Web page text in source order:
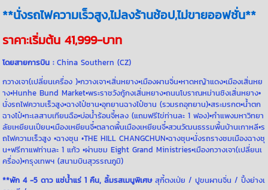
**นั่งรถไฟความเร็วสูง,ไม่ลงร้านช้อป,ไม่ขายออฟชั่น**
ราคา:เริ่มต้น 41,999-บาท
โดยสายการบิน :China Southern (CZ)
กวางเจา(เปลี่ยนเครื่อง )•กวางเจา•เสิ่นหยาง•เมืองผานจิ่น•หาดหญ้าแดง•เมืองเสิ่นหย
าง•Hunhe Bund Market•พระราชวังกู้กงเสิ่นหยาง•ถนนโบราณหม่านชิงเสิ่นหยาง•
นั่งรถไฟความเร็วสูง•ฉางไป๋ซาน•อุทยานฉางไป๋ซาน (รวมรถอุทยาน)•สระมรกต•น้ำตก
ฉางไป๋•ทะเลสาบเทียนฉือ•บ่อน้ำร้อนจี้หลง (แถมฟรีไข่ท่านละ 1 ฟอง)•กำแพงมหาวิทยา
ลัยเหยียนเปียน•เมืองเหยียนจี๋•ตลาดพื้นเมืองเหยียนจี๋•สวนวัฒนธรรมพื้นบ้านเกาหลี•ร
ถไฟความเร็วสูง •ฉางชุน •THE HILL CHANGCHUN•ฉางชุน•นั่งรถรางชมเมืองฉางชุ
น+ฟรีกาแฟท่านละ 1 แก้ว •ผ่านชม Eight Grand Ministries•เมืองกวางเจา(เปลี่ยนเ
ครื่อง)•กรุงเทพฯ (สนามบินสุวรรณภูมิ)
**พัก 4 -5 ดาว แช่น้ำแร่ 1 คืน, ลิ้มรสเมนูพิเศษสุกี้ตงเป่ย / ปูขนผานจิ่น / ปิ้งย่างเ